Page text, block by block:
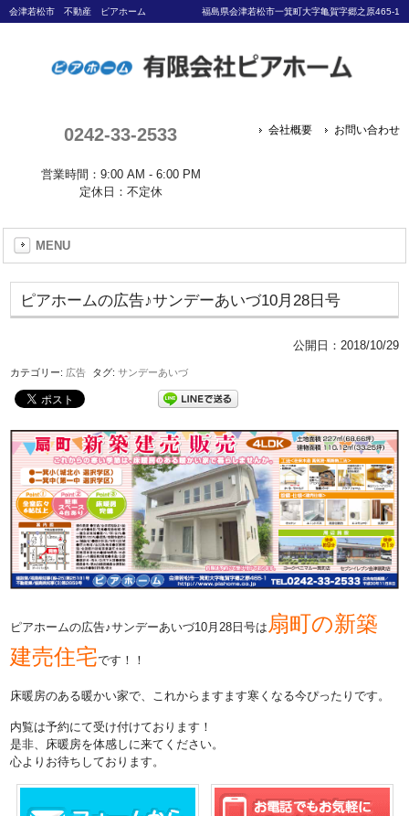
会津若松市 不動産 ピアホーム 福島県会津若松市一箕町大字亀賀字郷之原465-1
0242-33-2533
営業時間：9:00 AM - 6:00 PM
定休日：不定休
会社概要 お問い合わせ
MENU
ピアホームの広告♪サンデーあいづ10月28日号
公開日： 2018/10/29
カテゴリー: 広告 タグ:サンデーあいづ
ピアホームの広告♪サンデーあいづ10月28日号は 扇町の新築
建売住宅です！！
床暖房のある暖かい家で、これからますます寒くなる今ぴったりです。
内覧は予約にて受け付けております！
是非、床暖房を体感しに来てください。
心よりお待ちしております。